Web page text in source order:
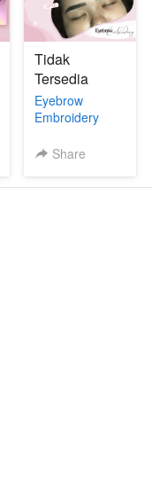
Tidak
Tersedia
Eyebrow
Embroidery
Share